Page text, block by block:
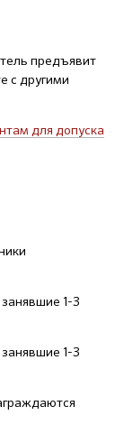
предъявит
с другими
для допуска
1-3
1-3